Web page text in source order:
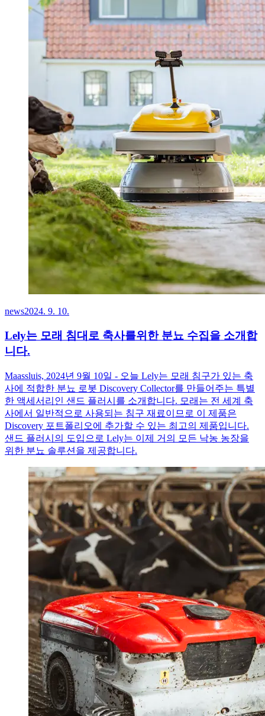
news2024. 9. 10.
Lely는 모래 침대로 축사를위한 분뇨 수집을 소개합
니다.
Maassluis, 2024년 9월 10일 - 오늘 Lely는 모래 침구가 있는 축
사에 적합한 분뇨 로봇 Discovery Collector를 만들어주는 특별
한 액세서리인 샌드 플러시를 소개합니다. 모래는 전 세계 축
사에서 일반적으로 사용되는 침구 재료이므로 이 제품은
Discovery 포트폴리오에 추가할 수 있는 최고의 제품입니다.
샌드 플러시의 도입으로 Lely는 이제 거의 모든 낙농 농장을
위한 분뇨 솔루션을 제공합니다.